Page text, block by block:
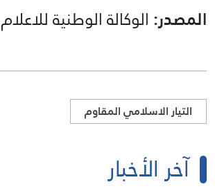
المصدر: الوكالة الوطنية للاعلام
التيار الاسلامي المقاوم
آخر الأخبار